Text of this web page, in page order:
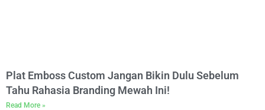
Plat Emboss Custom Jangan Bikin Dulu Sebelum
Tahu Rahasia Branding Mewah Ini!
Read More »